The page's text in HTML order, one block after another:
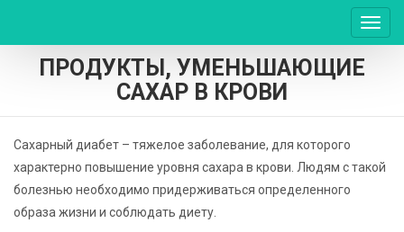
ПРОДУКТЫ, УМЕНЬШАЮЩИЕ
САХАР В КРОВИ
Сахарный диабет – тяжелое заболевание, для которого
характерно повышение уровня сахара в крови. Людям с такой
болезнью необходимо придерживаться определенного
образа жизни и соблюдать диету.